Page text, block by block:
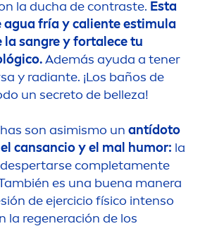
la ducha de contraste. Esta
agua fría y caliente estimula
la sangre y fortalece tu
Además ayuda a tener
y radiante. ¡Los baños de
un secreto de belleza!
son asimismo un antídoto
cansancio y el mal humor: la
completamente
es una buena manera
de ejercicio físico intenso
la regeneración de los